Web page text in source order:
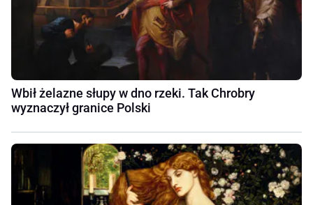
Wbił żelazne słupy w dno rzeki. Tak Chrobry
wyznaczył granice Polski